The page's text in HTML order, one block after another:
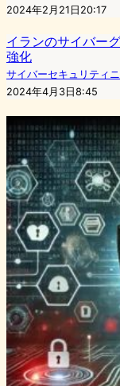
2024年2月21日20:17
イランのサイバー
強化
サイバーセキュリティ
2024年4月3日8:45